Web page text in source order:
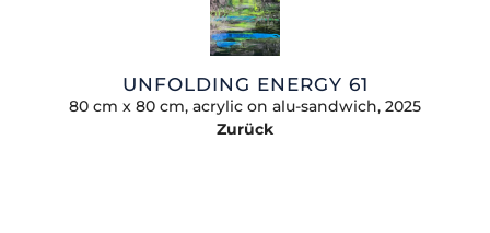
UNFOLDING ENERGY 61
80 cm x 80 cm, acrylic on alu-sandwich, 2025
Zurück